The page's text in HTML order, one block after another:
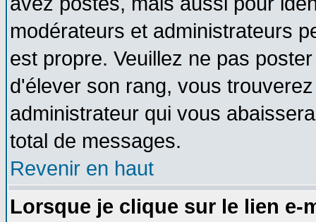
modérateurs et administrateurs
est propre. Veuillez ne pas
d'élever son rang, vous
administrateur qui vous
total de messages.
Revenir en haut
Lorsque je clique sur le lien e-